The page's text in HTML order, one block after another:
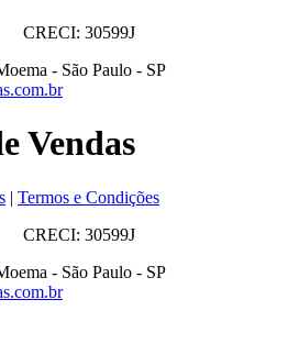
CRECI: 30599J
- São Paulo - SP
Vendas
| Termos e Condições
CRECI: 30599J
- São Paulo - SP